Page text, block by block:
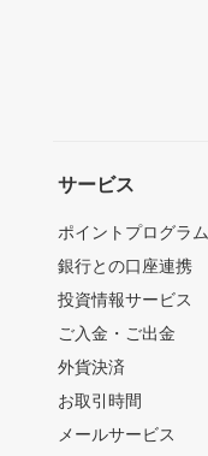
サービス
ポイントプログラム
銀行との口座連携
投資情報サービス
ご入金・ご出金
外貨決済
お取引時間
メールサービス